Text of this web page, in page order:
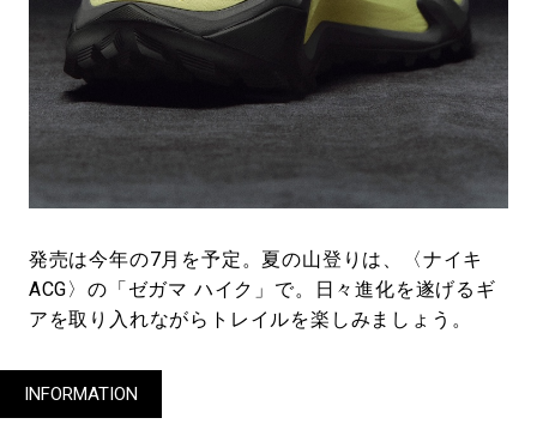
発売は今年の7月を予定。夏の山登りは、〈ナイキ
ACG〉の「ゼガマ ハイク」で。日々進化を遂げるギ
アを取り入れながらトレイルを楽しみましょう。
INFORMATION